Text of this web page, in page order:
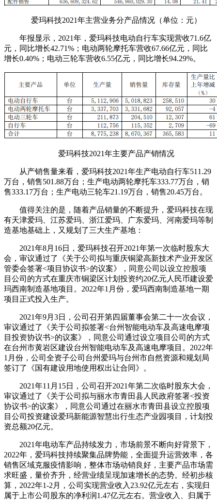
爱玛科技2021年主营业务分产品情况（单位：元）
年报显示，2021年，爱玛科技电动自行车实现营收71.6亿
元，同比增长42.71%；电动两轮摩托车营收67.66亿元，同比
增长0.40%；电动三轮车营收6.55亿元，同比增长94.29%。
爱玛科技2021年主要产品产销情况
从产销售量来看，爱玛科技2021年生产电动自行车511.29
万台，销售501.88万台；生产电动两轮摩托车333.77万台，销
售333.17万台；生产电动三轮车21.19万台，销售20.45万台。
值得关注的是，随着产品销量的不断提升，爱玛科技在现
有天津爱玛、江苏爱玛、浙江爱玛、广东爱玛、河南爱玛等制
造基地基础上，又规划了三大生产基地：
2021年8月16日，爱玛科技召开2021年第一次临时股东大
会，审议通过了《关于公司拟与重庆铜梁高新技术产业开发区
管委会签署<项目协议书>的议案》，同意公司以设立控股项
目公司的方式在重庆市铜梁区计划投资约20亿元人民币建设爱
玛西南制造基地项目。2022年1月份，爱玛西南制造基地一期
项目正式投入生产。
2021年9月3日，公司召开第四届董事会第二十一次会议，
审议通过了《关于公司拟签署<台州智能电动车及高速电摩项
目投资协议书>的议案》，同意公司通过设立项目公司的方式
在台州市黄岩区建设台州智能电动车及高速电摩项目。2022年
1月份，公司全资子公司台州爱玛与台州市自然资源和规划局
签订了《国有建设用地使用权出让合同》。
2021年11月15日，公司召开2021年第二次临时股东大会，
审议通过了《关于公司拟与丽水市青田县人民政府签署<投资
协议书>的议案》，同意公司通过在丽水市青田县设立控股项
目公司投资建设爱玛新能源智慧出行生态产业园项目，计划投
资总额20亿元。
2021年电动车产品持续发力，市场前景不断向好背景下，
2022年，爱玛科技持续聚集品牌势能，全面提升运营效率，各
销售区域克服疫情影响，整体市场动销良好，主要产品市场需
求旺盛，量价齐升，经营业绩呈现加速增长的态势。经初步核
算，2022年1-2月，公司实现营业收入23.92亿元左右，实现归
属于上市公司股东的净利润1.47亿元左右。营业收入、归属于